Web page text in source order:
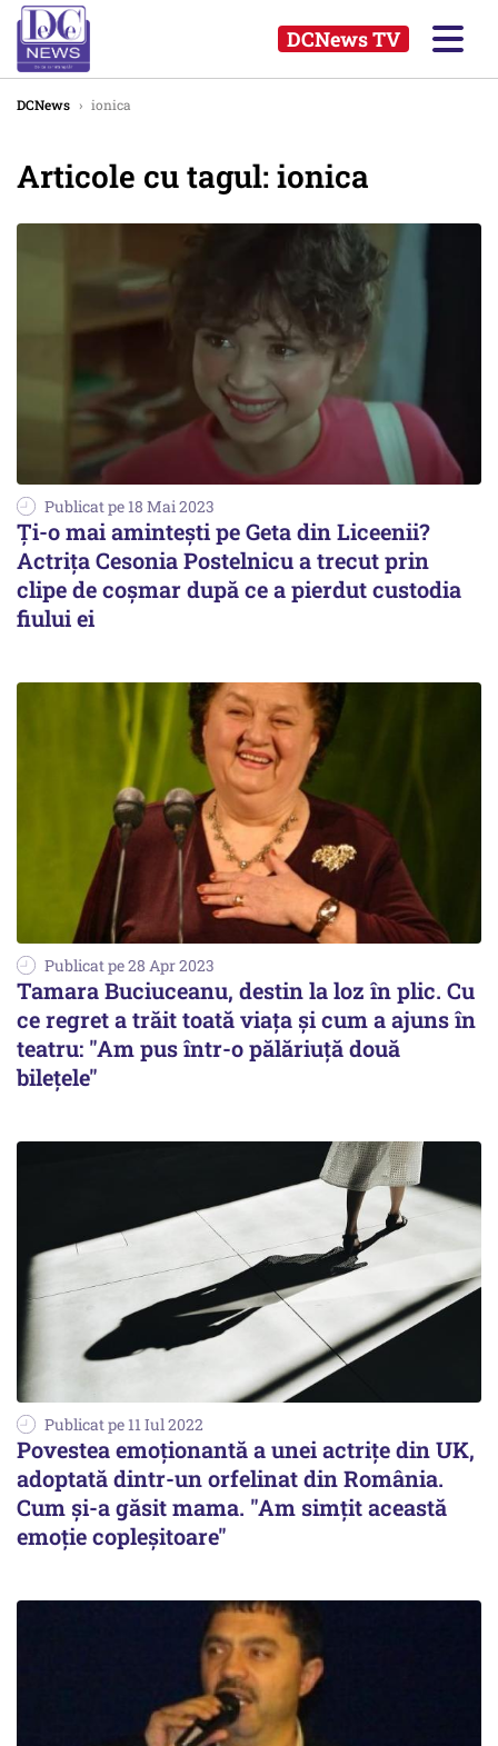
DCNews TV
DCNews › ionica
Articole cu tagul: ionica
Publicat pe 18 Mai 2023
Ţi-o mai aminteşti pe Geta din Liceenii?
Actriţa Cesonia Postelnicu a trecut prin
clipe de coşmar după ce a pierdut custodia
fiului ei
Publicat pe 28 Apr 2023
Tamara Buciuceanu, destin la loz în plic. Cu
ce regret a trăit toată viaţa şi cum a ajuns în
teatru: "Am pus într-o pălăriuţă două
bileţele"
Publicat pe 11 Iul 2022
Povestea emoționantă a unei actrițe din UK,
adoptată dintr-un orfelinat din România.
Cum și-a găsit mama. "Am simțit această
emoție copleșitoare"